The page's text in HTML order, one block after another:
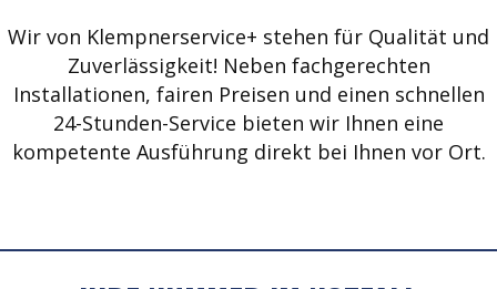
Wir von Klempnerservice+ stehen für Qualität und
Zuverlässigkeit! Neben fachgerechten
Installationen, fairen Preisen und einen schnellen
24-Stunden-Service bieten wir Ihnen eine
kompetente Ausführung direkt bei Ihnen vor Ort.